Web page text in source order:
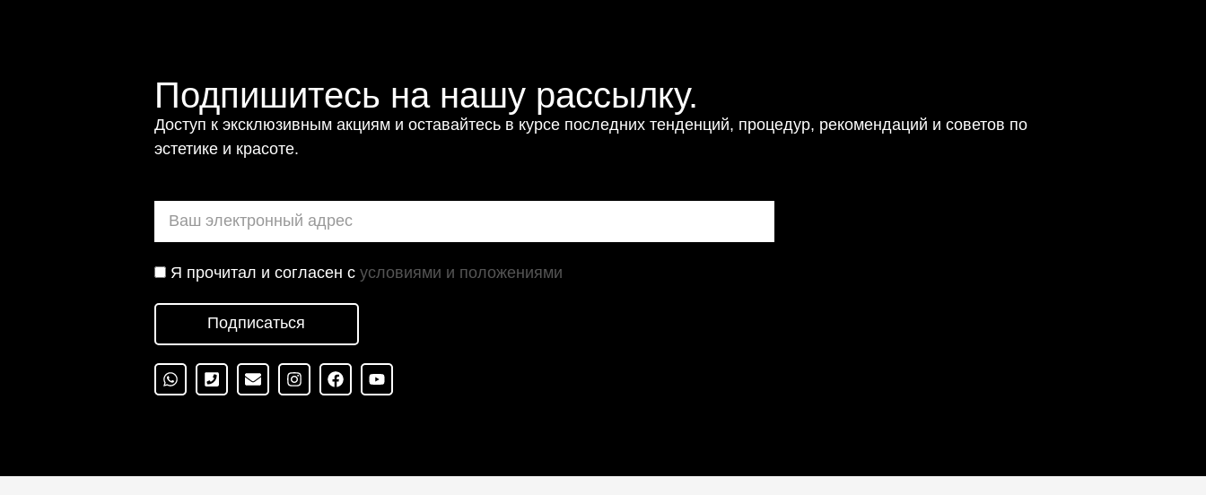
Подпишитесь на нашу рассылку.
Доступ к эксклюзивным акциям и оставайтесь в курсе последних тенденций, процедур, рекомендаций и советов по
эстетике и красоте.
Я прочитал и согласен с условиями и положениями
Подписаться